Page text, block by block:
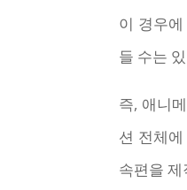
이 경우
들 수는
즉, 애니
션 전체
속편을